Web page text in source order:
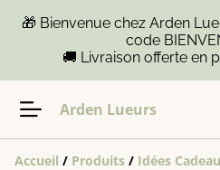
🎁 Bienvenue chez Arden
code
🚚 Livraison offerte en
Arden Lueurs
Accueil / Produits / Idées